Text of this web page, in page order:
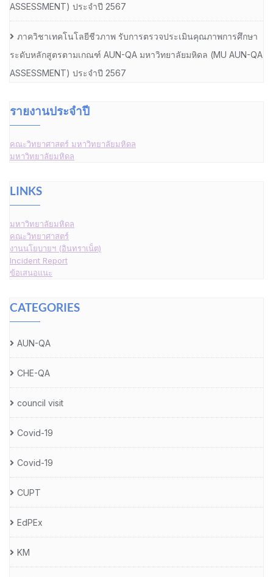
ASSESSMENT) ประจำปี 2567
ภาควิชาเทคโนโลยีชีวภาพ รับการตรวจประเมินคุณภาพการศึกษา
ระดับหลักสูตรตามเกณฑ์ AUN-QA มหาวิทยาลัยมหิดล (MU AUN-QA
ASSESSMENT) ประจำปี 2567
รายงานประจำปี
คณะวิทยาศาสตร์ มหาวิทยาลัยมหิดล
มหาวิทยาลัยมหิดล
LINKS
มหาวิทยาลัยมหิดล
คณะวิทยาศาสตร์
งานนโยบายฯ (อินทราเน็ต)
Incident Report
ข้อเสนอแนะ
CATEGORIES
AUN-QA
CHE-QA
council visit
Covid-19
Covid-19
CUPT
EdPEx
KM